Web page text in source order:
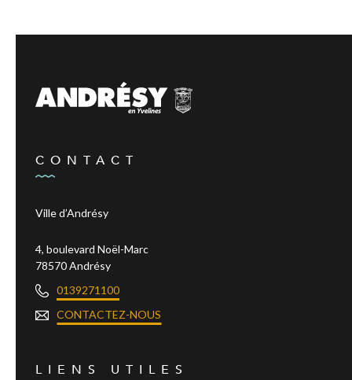
CONTACT
Ville d’Andrésy
4, boulevard Noël-Marc
78570 Andrésy
0139271100
CONTACTEZ-NOUS
LIENS UTILES